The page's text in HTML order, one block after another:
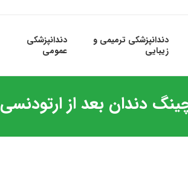
دندانپزشکی ترمیمی و
زیبایی
دندانپزشکی
عمومی
دندان بعد از ارتودنسی